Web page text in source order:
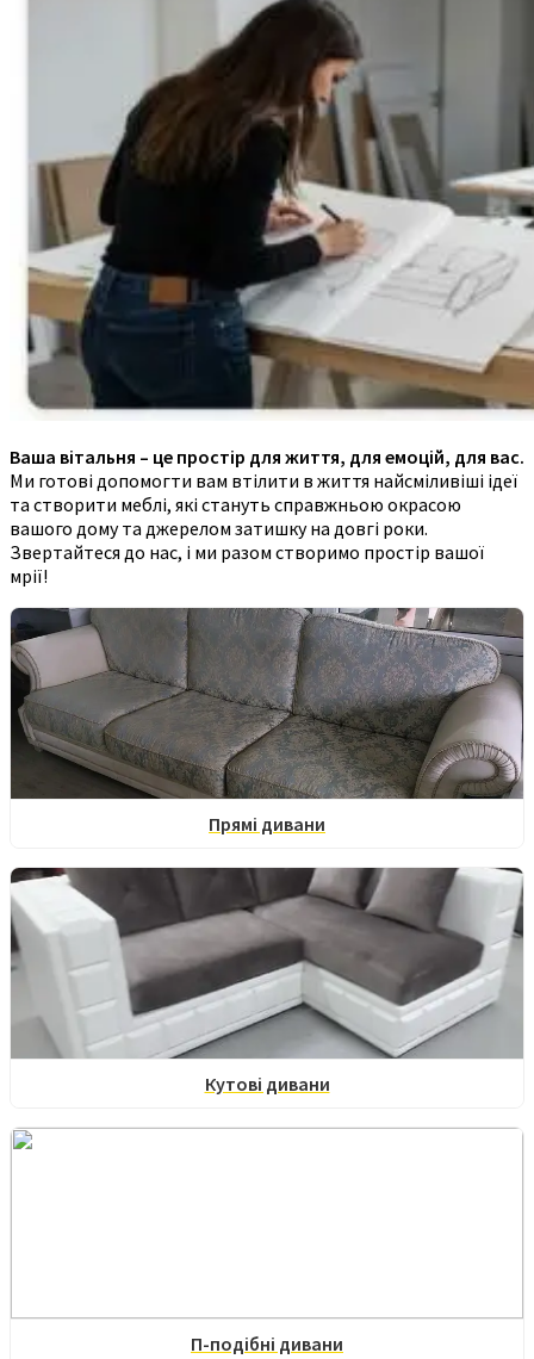
Ваша вітальня – це простір для життя, для емоцій, для вас.
Ми готові допомогти вам втілити в життя найсміливіші ідеї
та створити меблі, які стануть справжньою окрасою
вашого дому та джерелом затишку на довгі роки.
Звертайтеся до нас, і ми разом створимо простір вашої
мрії!
Прямі дивани
Кутові дивани
П-подібні дивани